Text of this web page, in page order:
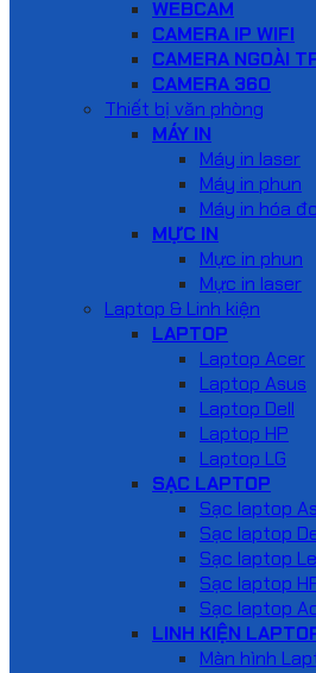
WEBCAM
CAMERA IP WIFI
CAMERA NGOÀI
CAMERA 360
Thiết bị văn phòng
MÁY IN
Máy in laser
Máy in phun
Máy in hóa
MỰC IN
Mực in phun
Mực in laser
Laptop & Linh kiện
LAPTOP
Laptop Acer
Laptop Asus
Laptop Dell
Laptop HP
Laptop LG
SẠC LAPTOP
Sạc laptop
Sạc laptop
Sạc laptop
Sạc laptop
Sạc laptop
LINH KIỆN
Màn hình